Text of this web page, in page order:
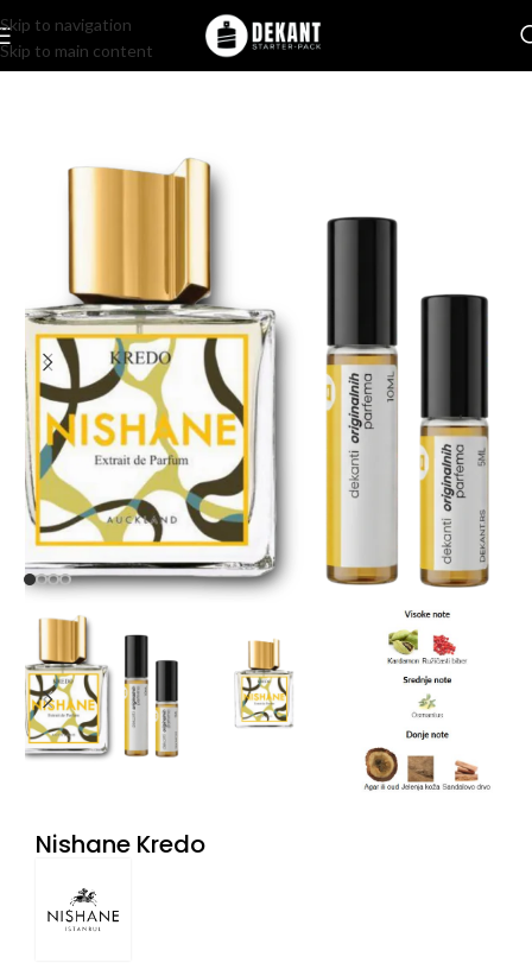
Skip to navigation
Skip to main content
Home/Pakovanje/ Komercijalno
Nishane Kredo